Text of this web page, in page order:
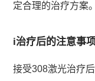
定合理的治疗方案。
i治疗后的注意事
接受308激光治疗